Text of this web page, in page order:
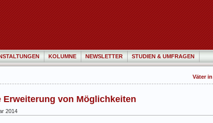
KOLUMNE NEWSLETTER STUDIEN & UMFRAGEN
Väter
Erweiterung von Möglichkeiten
2014